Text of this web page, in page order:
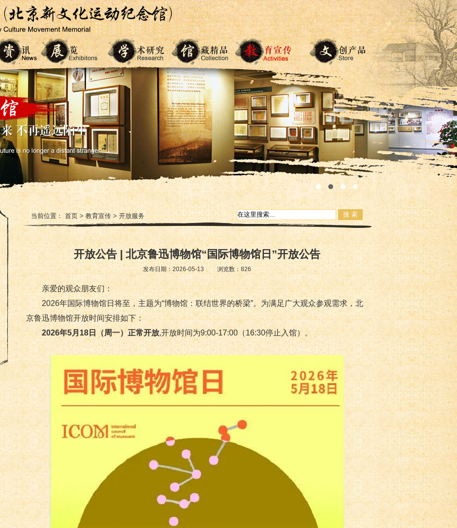
当前位置：首页>教育宣传>开放服务
开放公告 | 北京鲁迅博物馆“国际博物馆日”开放公告
发布日期：2026-05-13 浏览数： 826
亲爱的观众朋友们：
2026年国际博物馆日将至，主题为“博物馆：联结世界的桥梁”。为满足广大观众参观需求，北
京鲁迅博物馆开放时间安排如下：
2026年5月18日（周一）正常开放,开放时间为9:00-17:00（16:30停止入馆）。